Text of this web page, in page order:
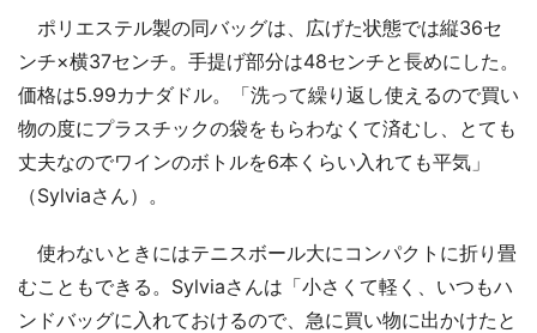
ポリエステル製の同バッグは、広げた状態では縦36セ
ンチ×横37センチ。手提げ部分は48センチと長めにした。
価格は5.99カナダドル。「洗って繰り返し使えるので買い
物の度にプラスチックの袋をもらわなくて済むし、とても
丈夫なのでワインのボトルを6本くらい入れても平気」
（Sylviaさん）。
使わないときにはテニスボール大にコンパクトに折り畳
むこともできる。Sylviaさんは「小さくて軽く、いつもハ
ンドバッグに入れておけるので、急に買い物に出かけたと